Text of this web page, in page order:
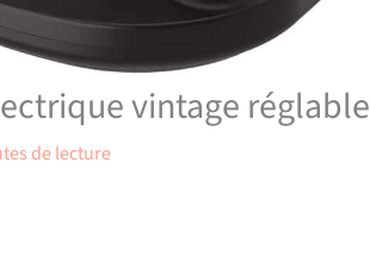
vintage réglable
de lecture